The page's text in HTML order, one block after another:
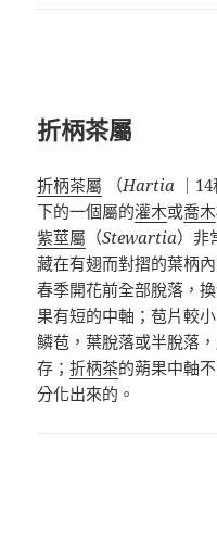
折柄茶屬
折柄茶屬 （Hartia ｜ 14
下的一個屬的灌木或喬木
紫莖屬 （Stewartia）非
藏在有翅而對摺的葉柄
春季開花前全部脫落，
果有短的中軸；苞片較
鱗苞，葉脫落或半脫落
存；折柄茶的蒴果中軸
分化出來的。